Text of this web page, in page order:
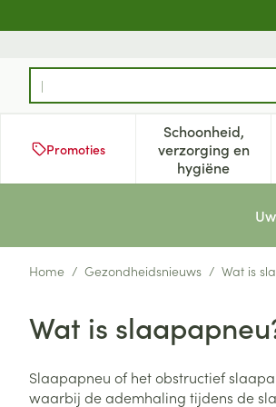
Product, merk, categorie...
Promoties
Schoonheid,
verzorging en
hygiëne
Toon
Home / Gezondheidsnieuws / Wat is
Wat is
Slaapapneu of het obstructief
waarbij de ademhaling tijdens de